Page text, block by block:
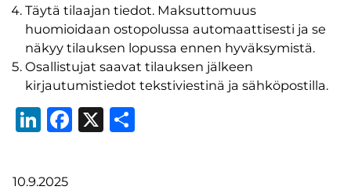
Täytä tilaajan tiedot. Maksuttomuus
huomioidaan ostopolussa automaattisesti ja se
näkyy tilauksen lopussa ennen hyväksymistä.
Osallistujat saavat tilauksen jälkeen
kirjautumistiedot tekstiviestinä ja sähköpostilla.
LinkedIn
Facebook
X
10.9.2025